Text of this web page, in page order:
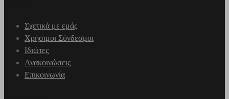
Σχετικά με εμάς
Χρήσιμοι Σύνδεσμοι
Ιδιώτες
Ανακοινώσεις
Επικοινωνία